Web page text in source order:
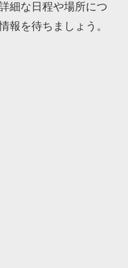
細な日程や場所につ
報を待ちましょう。